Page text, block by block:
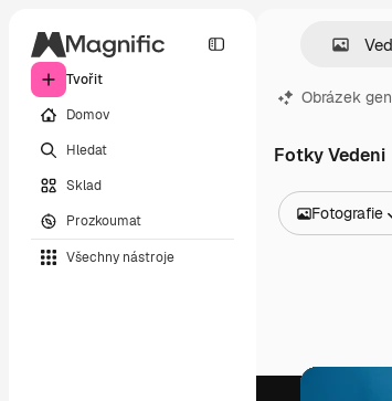
Tvořit
Domov
Hledat
Sklad
Prozkoumat
Všechny nástroje
Obrázek
Fotky Vedeni
Fotografie
Videa